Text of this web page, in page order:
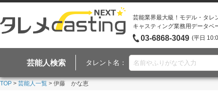
芸能業界最大級！モデル・タレ
キャスティング業務用データベ
03-6868-3049 (平日
芸能人検索 タレント名：
TOP > 芸能人一覧 > 伊藤 かな恵